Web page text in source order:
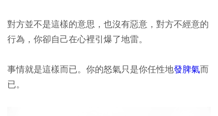
對方並不是這樣的意思，也沒有惡意，對方不經意的
行為，你卻自己在心裡引爆了地雷。
事情就是這樣而已。你的怒氣只是你任性地發脾氣而
已。